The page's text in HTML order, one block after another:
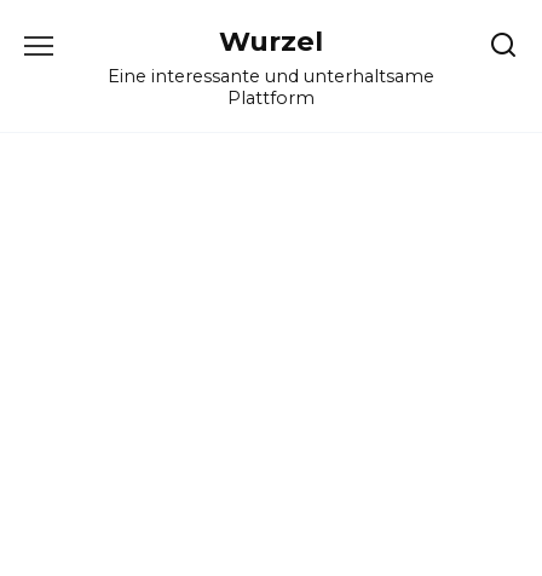
Wurzel
Eine interessante und unterhaltsame
Plattform